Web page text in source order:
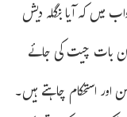
کہ آیا بنگلہ دیش
بات چیت کی جائے
اور استحکام چاہتے ہیں۔